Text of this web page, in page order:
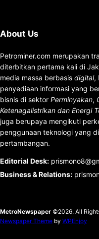
About Us
Petrominer.com merupakan
diterbitkan pertama kali di
media massa berbasis digital,
penyediaan informasi yang
bisnis di sektor Perminyakan,
Ketenagalistrikan dan Energi
juga berupaya mengikuti
penggunaan teknologi yang
pertambangan.
Editorial Desk:
Business & Relations:
MetroNewspaper ©2026. All
Newspaper Theme by WPEnjoy